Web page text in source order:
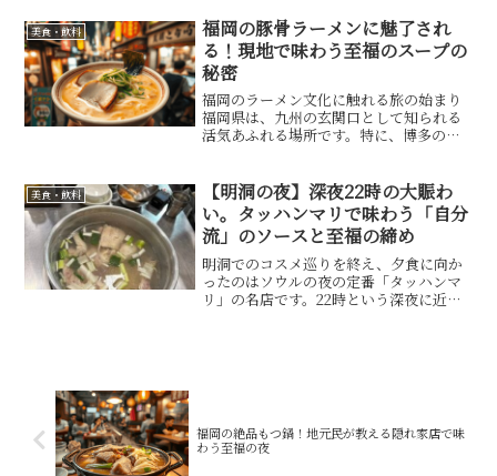
た。札幌から車を走らせ、豊かな森に囲
まれた小さな漁村へと向かっ...
美食・飲料
福岡の豚骨ラーメンに魅了され
る！現地で味わう至福のスープの
秘密
福岡のラーメン文化に触れる旅の始まり
福岡県は、九州の玄関口として知られる
活気あふれる場所です。特に、博多の街
初めて福岡を訪れた際、街のエネルギー
と食文化に圧倒されました...
美食・飲料
【明洞の夜】深夜22時の大賑わ
い。タッハンマリで味わう「自分
流」のソースと至福の締め
明洞でのコスメ巡りを終え、夕食に向か
ったのはソウルの夜の定番「タッハンマ
リ」の名店です。22時という深夜に近い
福岡の絶品もつ鍋！地元民が教える隠れ家店で味
わう至福の夜